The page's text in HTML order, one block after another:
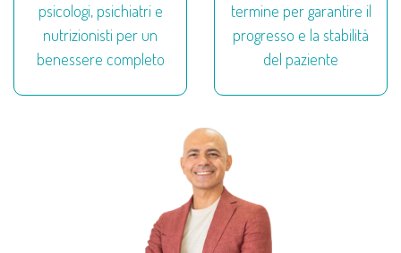
psicologi, psichiatri e
nutrizionisti per un
benessere completo
termine per garantire il
progresso e la stabilità
del paziente